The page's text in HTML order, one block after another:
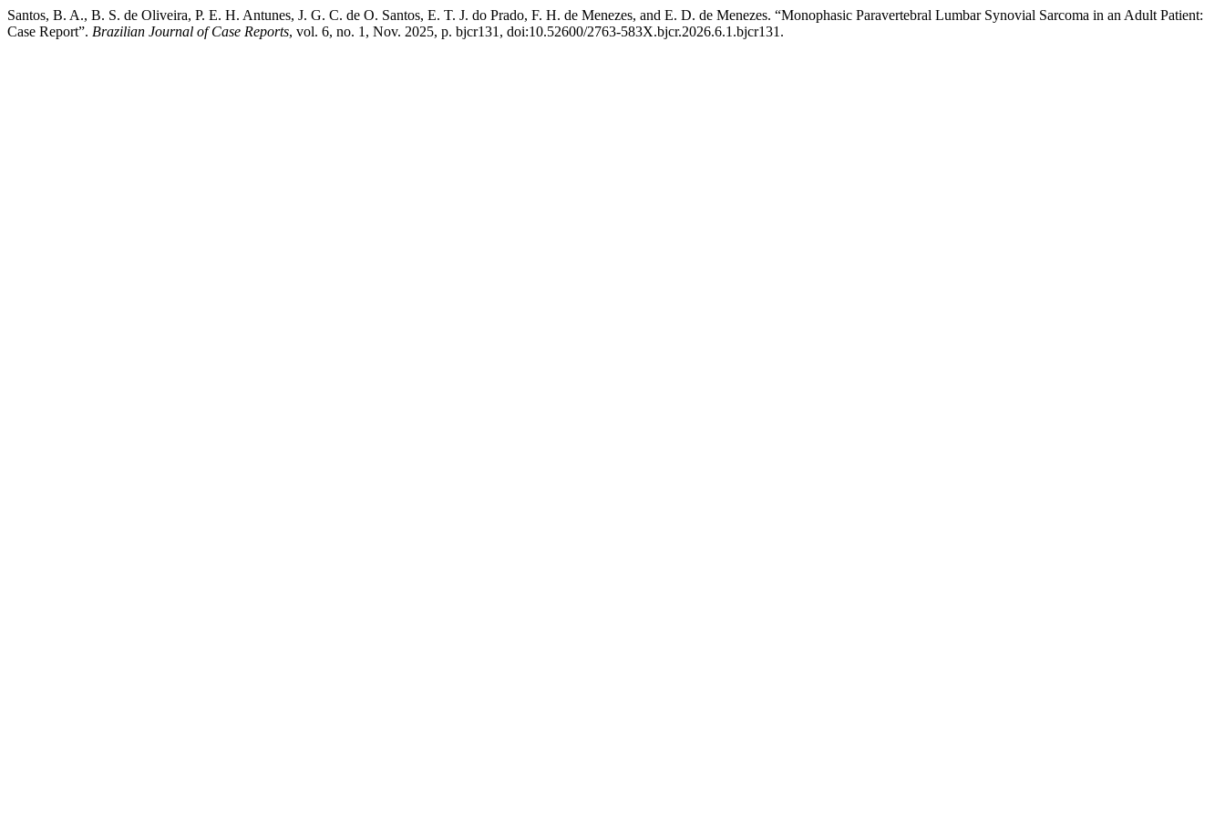
Santos, B. A., B. S. de Oliveira, P. E. H. Antunes, J. G. C. de O. Santos, E. T. J. do Prado, F. H. de Menezes, and E. D. de Menezes. “Monophasic Paravertebral Lumbar Synovial Sarcoma in an Adult Patient:
Case Report”. Brazilian Journal of Case Reports, vol. 6, no. 1, Nov. 2025, p. bjcr131, doi:10.52600/2763-583X.bjcr.2026.6.1.bjcr131.